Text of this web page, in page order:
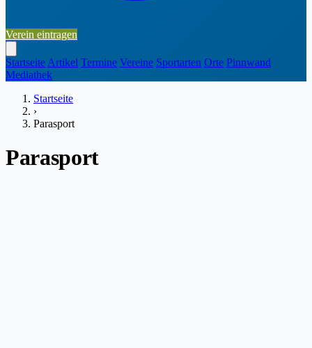
Verein eintragen
Startseite Artikel Termine Vereine Sportarten Orte Pinnwand
Mediathek
Startseite
›
Parasport
Parasport